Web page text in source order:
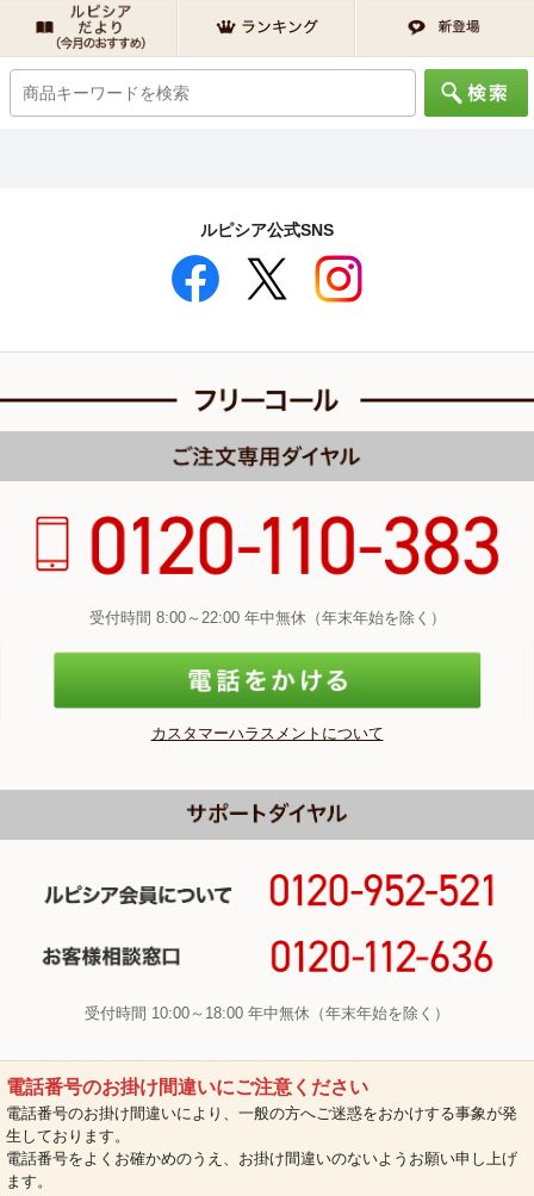
ルピシア公式SNS
受付時間 8:00～22:00 年中無休（年末年始を除く）
カスタマーハラスメントについて
受付時間 10:00～18:00 年中無休（年末年始を除く）
電話番号のお掛け間違いにご注意ください
電話番号のお掛け間違いにより、一般の方へご迷惑をおかけする事象が発
生しております。
電話番号をよくお確かめのうえ、お掛け間違いのないようお願い申し上げ
ます。